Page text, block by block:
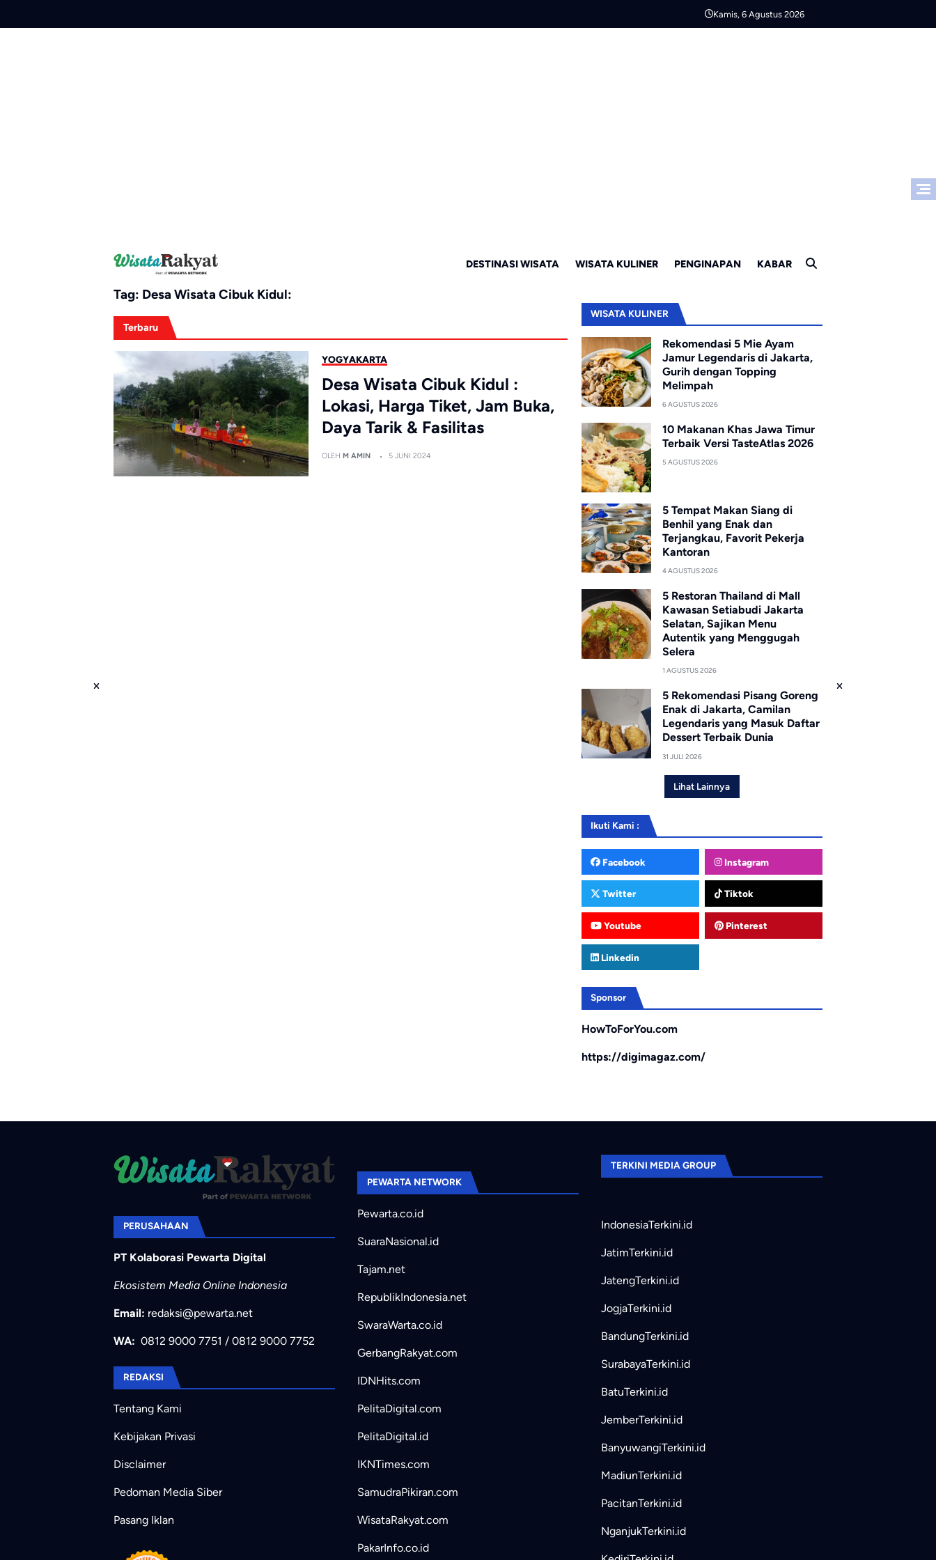
Kamis, 6 Agustus 2026
DESTINASI WISATA WISATA KULINER PENGINAPAN KABAR
Tag: Desa Wisata Cibuk Kidul:
Terbaru
YOGYAKARTA
Desa Wisata Cibuk Kidul :
Lokasi, Harga Tiket, Jam Buka,
Daya Tarik & Fasilitas
OLEH M AMIN 5 JUNI 2024
WISATA KULINER
Rekomendasi 5 Mie Ayam
Jamur Legendaris di Jakarta,
Gurih dengan Topping
Melimpah
6 AGUSTUS 2026
10 Makanan Khas Jawa Timur
Terbaik Versi TasteAtlas 2026
5 AGUSTUS 2026
5 Tempat Makan Siang di
Benhil yang Enak dan
Terjangkau, Favorit Pekerja
Kantoran
4 AGUSTUS 2026
5 Restoran Thailand di Mall
Kawasan Setiabudi Jakarta
Selatan, Sajikan Menu
Autentik yang Menggugah
Selera
1 AGUSTUS 2026
5 Rekomendasi Pisang Goreng
Enak di Jakarta, Camilan
Legendaris yang Masuk Daftar
Dessert Terbaik Dunia
31 JULI 2026
Lihat Lainnya
Ikuti Kami :
Facebook Instagram
Twitter Tiktok
Youtube Pinterest
Linkedin
Sponsor
HowToForYou.com
https://digimagaz.com/
PERUSAHAAN
PT Kolaborasi Pewarta Digital
Ekosistem Media Online Indonesia
Email: redaksi@pewarta.net
WA: 0812 9000 7751 / 0812 9000 7752
REDAKSI
Tentang Kami
Kebijakan Privasi
Disclaimer
Pedoman Media Siber
Pasang Iklan
PEWARTA NETWORK
Pewarta.co.id
SuaraNasional.id
Tajam.net
RepublikIndonesia.net
SwaraWarta.co.id
GerbangRakyat.com
IDNHits.com
PelitaDigital.com
PelitaDigital.id
IKNTimes.com
SamudraPikiran.com
WisataRakyat.com
PakarInfo.co.id
TERKINI MEDIA GROUP
IndonesiaTerkini.id
JatimTerkini.id
JatengTerkini.id
JogjaTerkini.id
BandungTerkini.id
SurabayaTerkini.id
BatuTerkini.id
JemberTerkini.id
BanyuwangiTerkini.id
MadiunTerkini.id
PacitanTerkini.id
NganjukTerkini.id